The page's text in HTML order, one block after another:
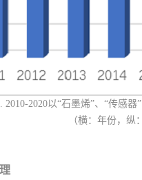
2010-2020以“石墨烯”、“传感
（横：年份，纵